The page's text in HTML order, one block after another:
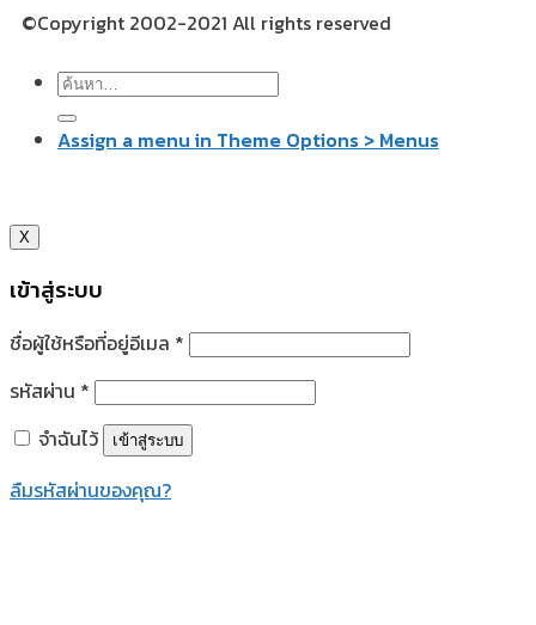
©Copyright 2002-2021 All rights reserved
Assign a menu in Theme Options > Menus
X
เข้าสู่ระบบ
ชื่อผู้ใช้หรือที่อยู่อีเมล *
รหัสผ่าน *
จำฉันไว้
เข้าสู่ระบบ
ลืมรหัสผ่านของคุณ?